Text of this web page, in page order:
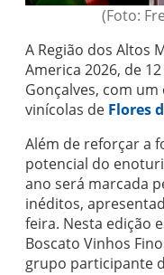
(Foto:
A Região dos Altos
America 2026, de
Gonçalves, com
vinícolas de Flores
Além de reforçar a
potencial do
ano será marcada
inéditos,
feira. Nesta edição
Boscato Vinhos
grupo participante